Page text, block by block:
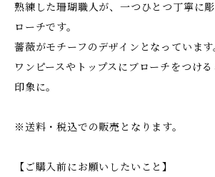
熟練した珊瑚職人が、一つひとつ丁寧に
ローチです。
薔薇がモチーフのデザインとなっています
ワンピースやトップスにブローチをつけ
印象に。
※送料・税込での販売となります。
【ご購入前にお願いしたいこと】